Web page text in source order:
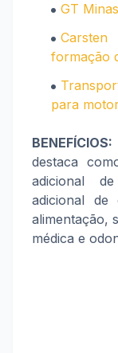
GT
formação
para
BENEFÍCIOS:
destaca
adicional
adicional de
alimentação,
médica e